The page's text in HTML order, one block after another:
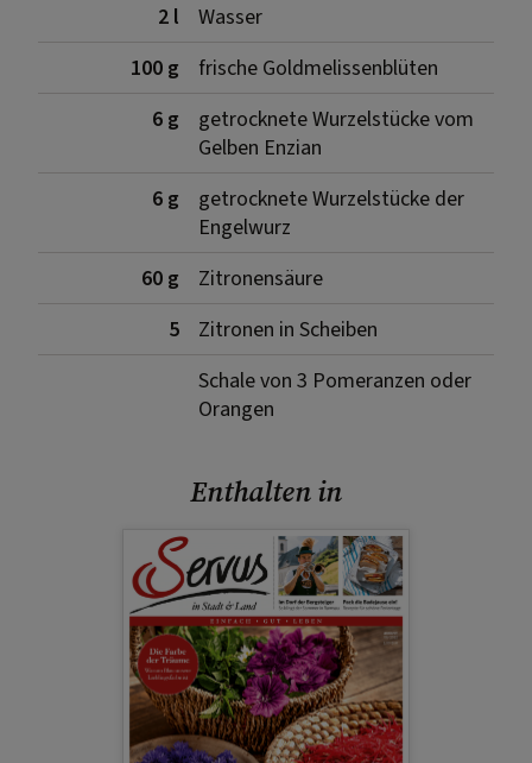
2 l
Wasser
100 g
frische Goldmelissenblüten
6 g
getrocknete Wurzelstücke vom
Gelben Enzian
6 g
getrocknete Wurzelstücke der
Engelwurz
60 g
Zitronensäure
5
Zitronen in Scheiben
Schale von 3 Pomeranzen oder
Orangen
Enthalten in